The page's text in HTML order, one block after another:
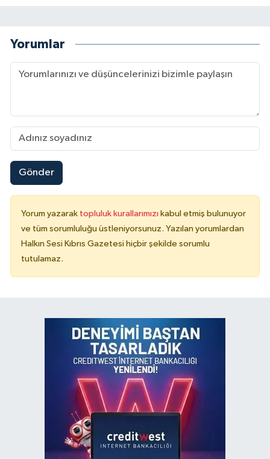
Yorumlar
Gönder
Yorum yazarak topluluk kurallarımızı kabul etmiş bulunuyor
ve tüm sorumluluğu üstleniyorsunuz. Yazılan yorumlardan
Halkın Sesi Kıbrıs Gazetesi hiçbir şekilde sorumlu
tutulamaz.